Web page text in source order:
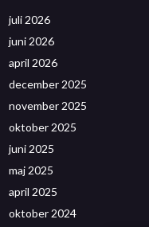
juli 2026
juni 2026
april 2026
december 2025
november 2025
oktober 2025
juni 2025
maj 2025
april 2025
oktober 2024